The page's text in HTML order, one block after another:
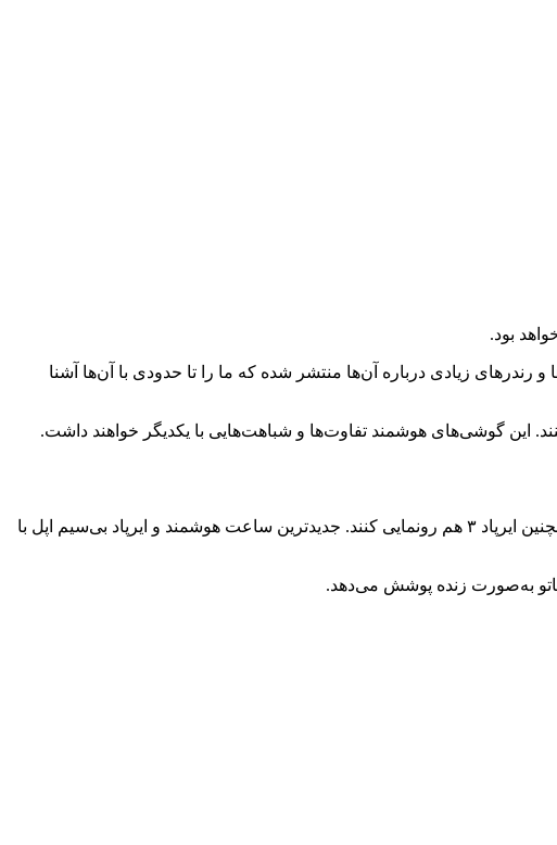
زیادی درباره آن‌ها منتشر شده که ما را تا حدودی با آن‌ها آشنا
با نام‌های آیفون ۱۳، آیفون ۱۳ مینی و آیفون ۱۳ پرو و پرومکس رونمایی کنند. این گوشی‌های هوشمند تفاوت‌ها و شباهت‌هایی با یکدیگر خواهند داشت.
البته آیفون‌ها تنها محصولات جدید رویداد California Streaming نخواهند بود و کوپرتینویی‌ها احتمالا می‌خواهند از اپل واچ سری ۷ و همچنین ایرپاد ۳ هم رونمایی کنند. جدیدترین ساعت هوشمند و ایرپاد بی‌سیم اپل با